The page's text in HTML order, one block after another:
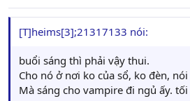
[T]heims[3];21317133 nói:
buổi sáng thì phải vậy thui.
Cho nó ở nơi ko của sổ, ko đèn,
Mà sáng cho vampire đi ngủ ấy.